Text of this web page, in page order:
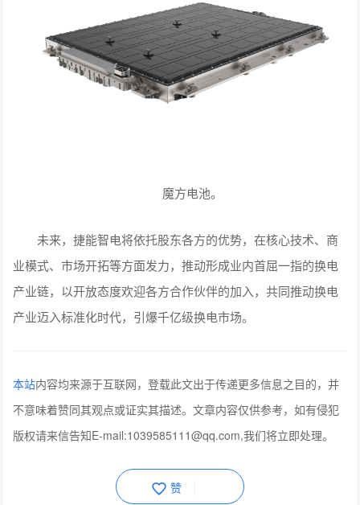
魔方电池。
未来，捷能智电将依托股东各方的优势，在核心技术、商
业模式、市场开拓等方面发力，推动形成业内首屈一指的换电
产业链，以开放态度欢迎各方合作伙伴的加入，共同推动换电
产业迈入标准化时代，引爆千亿级换电市场。
本站内容均来源于互联网，登载此文出于传递更多信息之目的，并
不意味着赞同其观点或证实其描述。文章内容仅供参考，如有侵犯
版权请来信告知E-mail:1039585111@qq.com,我们将立即处理。
赞